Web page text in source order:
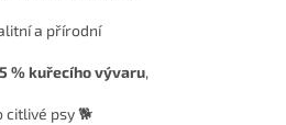
a přírodní
% kuřecího vývaru,
psy 🐕